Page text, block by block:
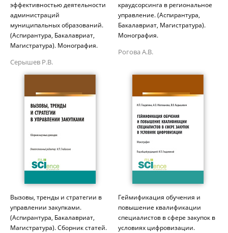
эффективностью деятельности
администраций
муниципальных образований.
(Аспирантура, Бакалавриат,
Магистратура). Монография.
Серышев Р.В.
краудсорсинга в региональное
управление. (Аспирантура,
Бакалавриат, Магистратура).
Монография.
Рогова А.В.
Вызовы, тренды и стратегии в
управлении закупками.
(Аспирантура, Бакалавриат,
Магистратура). Сборник статей.
Геймификация обучения и
повышение квалификации
специалистов в сфере закупок в
условиях цифровизации.